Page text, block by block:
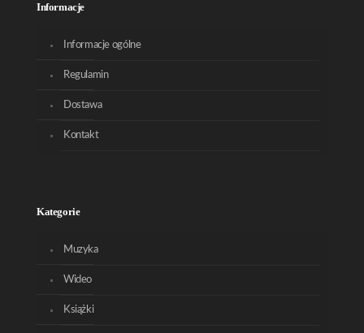
Informacje
Informacje ogólne
Regulamin
Dostawa
Kontakt
Kategorie
Muzyka
Wideo
Książki